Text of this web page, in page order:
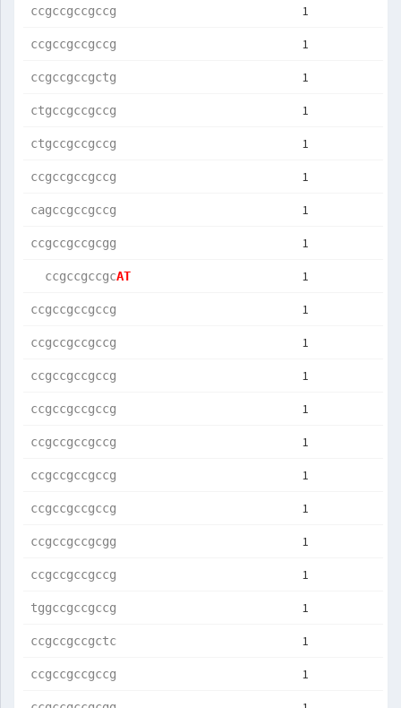
ccgccgccgccg 1
ccgccgccgccg 1
ccgccgccgctg 1
ctgccgccgccg 1
ctgccgccgccg 1
ccgccgccgccg 1
cagccgccgccg 1
ccgccgccgcgg 1
  ccgccgccgc
AT 1
ccgccgccgccg 1
ccgccgccgccg 1
ccgccgccgccg 1
ccgccgccgccg 1
ccgccgccgccg 1
ccgccgccgccg 1
ccgccgccgccg 1
ccgccgccgcgg 1
ccgccgccgccg 1
tggccgccgccg 1
ccgccgccgctc 1
ccgccgccgccg 1